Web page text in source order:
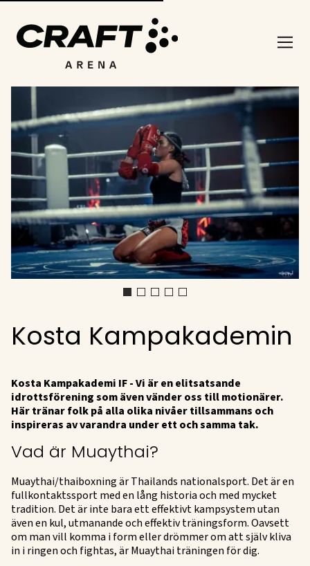
Kosta Kampakademin
Kosta Kampakademi IF - Vi är en elitsatsande
idrottsförening som även vänder oss till motionärer.
Här tränar folk på alla olika nivåer tillsammans och
inspireras av varandra under ett och samma tak.
Vad är Muaythai?
Muaythai/thaiboxning är Thailands nationalsport. Det är en
fullkontaktssport med en lång historia och med mycket
tradition. Det är inte bara ett effektivt kampsystem utan
även en kul, utmanande och effektiv träningsform. Oavsett
om man vill komma i form eller drömmer om att själv kliva
in i ringen och fightas, är Muaythai träningen för dig.